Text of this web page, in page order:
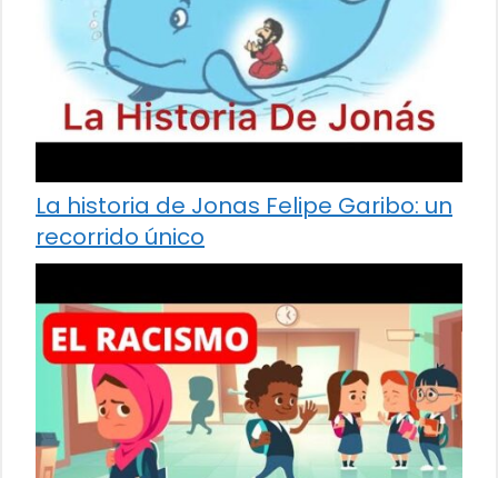
La historia de Jonas Felipe Garibo: un
recorrido único